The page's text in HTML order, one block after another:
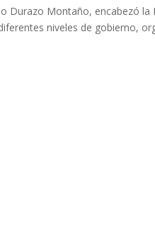
Durazo Montaño, encabezó
niveles de gobierno,